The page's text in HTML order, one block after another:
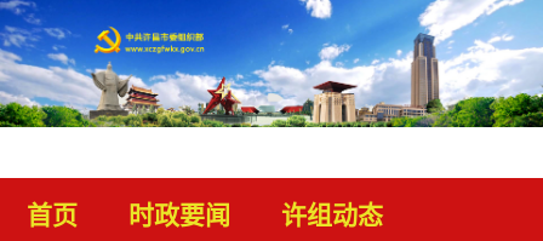
首页 时政要闻 许组动态